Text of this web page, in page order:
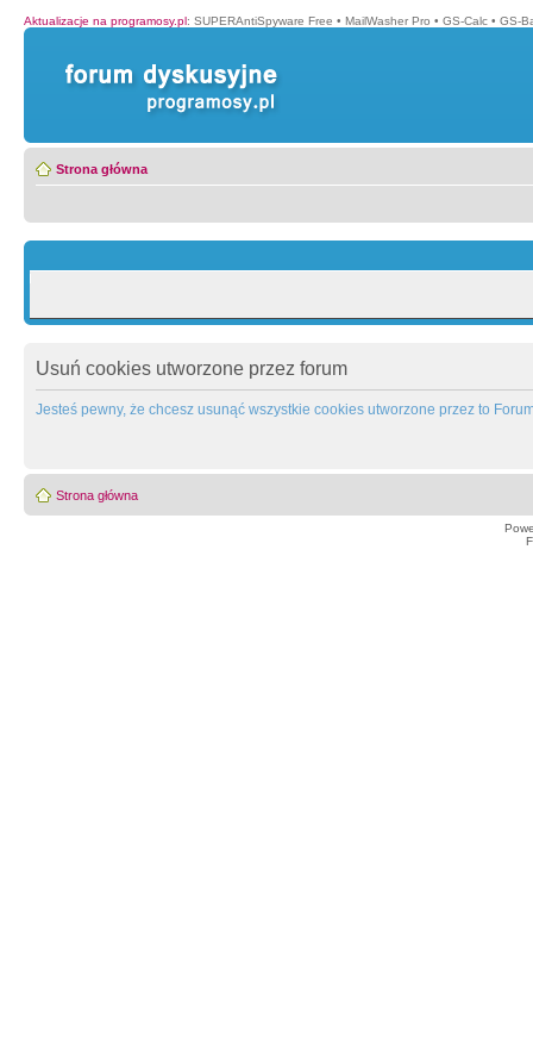
Aktualizacje na programosy.pl: SUPERAntiSpyware Free • MailWasher Pro • GS-Calc • GS-
Strona główna
Usuń cookies utworzone przez forum
Jesteś pewny, że chcesz usunąć wszystkie cookies utworzone przez to
Strona główna